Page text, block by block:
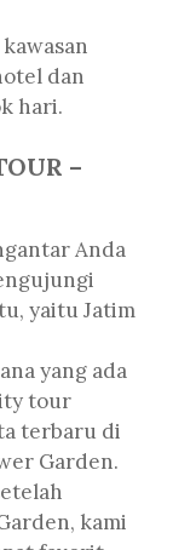
dan
hari.
–
Anda
yaitu Jatim
yang ada
tour
terbaru di
Garden.
kami